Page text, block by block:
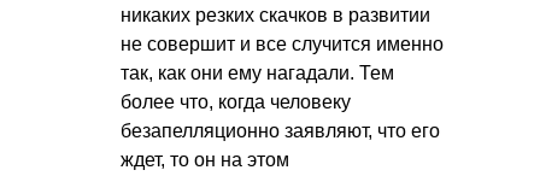
никаких резких скачков в развитии
не совершит и все случится именно
так, как они ему нагадали. Тем
более что, когда человеку
безапелляционно заявляют, что его
ждет, то он на этом